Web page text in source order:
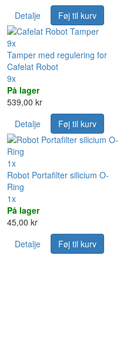
Detalje
Føj til kurv
9x
Tamper med regulering for
Cafelat Robot
9x
På lager
539,00 kr
Detalje
Føj til kurv
1x
Robot Portafilter silicium O-
Ring
1x
På lager
45,00 kr
Detalje
Føj til kurv